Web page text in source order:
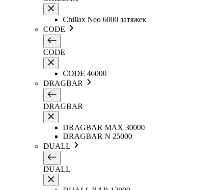
Chillax Neo 6000 затяжек
CODE
CODE
CODE 46000
DRAGBAR
DRAGBAR
DRAGBAR MAX 30000
DRAGBAR N 25000
DUALL
DUALL